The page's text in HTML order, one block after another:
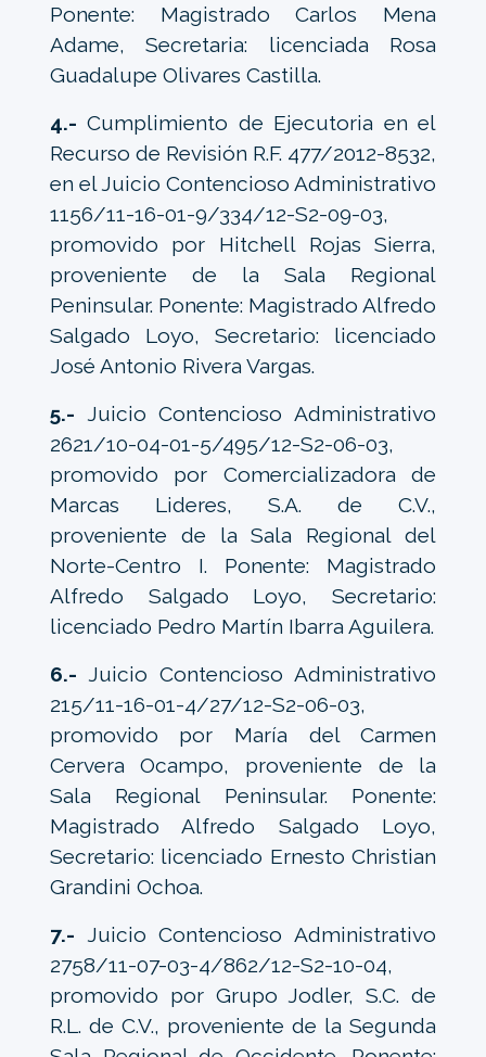
Ponente: Magistrado Carlos Mena
Adame, Secretaria: licenciada Rosa
Guadalupe Olivares Castilla.
4.- Cumplimiento de Ejecutoria en el
Recurso de Revisión R.F. 477/2012-8532,
en el Juicio Contencioso Administrativo
1156/11-16-01-9/334/12-S2-09-03,
promovido por Hitchell Rojas Sierra,
proveniente de la Sala Regional
Peninsular. Ponente: Magistrado Alfredo
Salgado Loyo, Secretario: licenciado
José Antonio Rivera Vargas.
5.- Juicio Contencioso Administrativo
2621/10-04-01-5/495/12-S2-06-03,
promovido por Comercializadora de
Marcas Lideres, S.A. de C.V.,
proveniente de la Sala Regional del
Norte-Centro I. Ponente: Magistrado
Alfredo Salgado Loyo, Secretario:
licenciado Pedro Martín Ibarra Aguilera.
6.- Juicio Contencioso Administrativo
215/11-16-01-4/27/12-S2-06-03,
promovido por María del Carmen
Cervera Ocampo, proveniente de la
Sala Regional Peninsular. Ponente:
Magistrado Alfredo Salgado Loyo,
Secretario: licenciado Ernesto Christian
Grandini Ochoa.
7.- Juicio Contencioso Administrativo
2758/11-07-03-4/862/12-S2-10-04,
promovido por Grupo Jodler, S.C. de
R.L. de C.V., proveniente de la Segunda